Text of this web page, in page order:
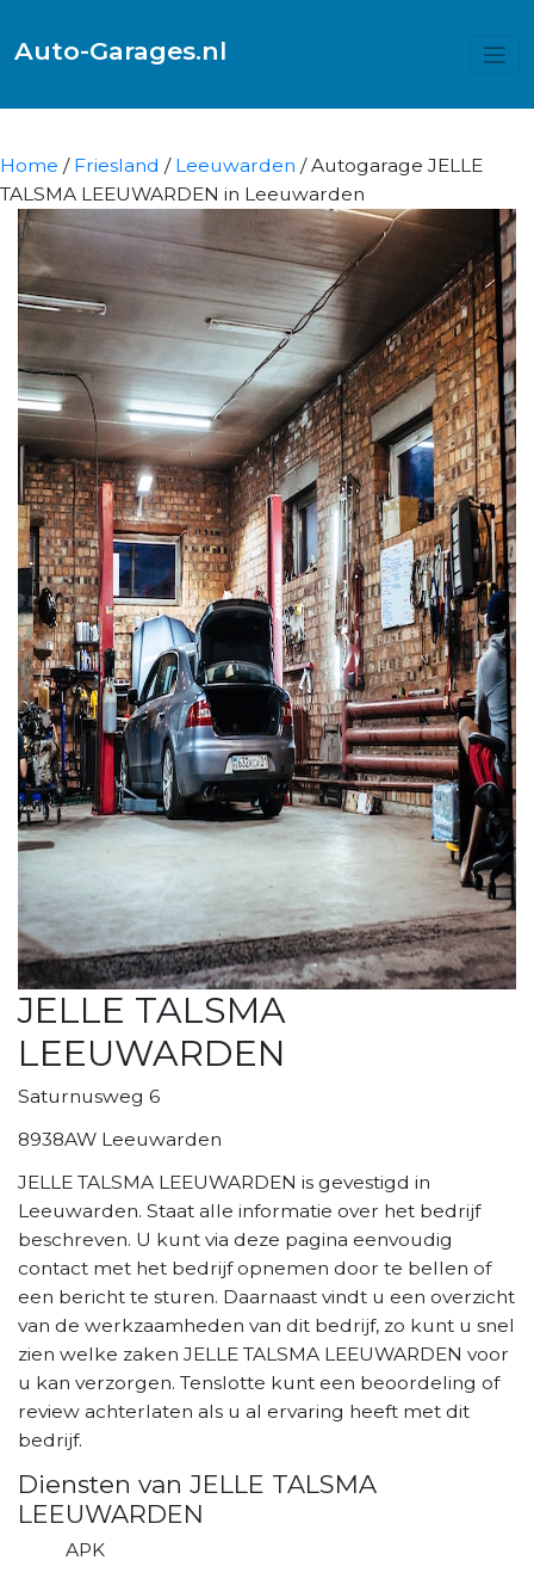
Auto-Garages.nl
Home / Friesland / Leeuwarden / Autogarage JELLE
TALSMA LEEUWARDEN in Leeuwarden
JELLE TALSMA
LEEUWARDEN
Saturnusweg 6
8938AW Leeuwarden
JELLE TALSMA LEEUWARDEN is gevestigd in
Leeuwarden. Staat alle informatie over het bedrijf
beschreven. U kunt via deze pagina eenvoudig
contact met het bedrijf opnemen door te bellen of
een bericht te sturen. Daarnaast vindt u een overzicht
van de werkzaamheden van dit bedrijf, zo kunt u snel
zien welke zaken JELLE TALSMA LEEUWARDEN voor
u kan verzorgen. Tenslotte kunt een beoordeling of
review achterlaten als u al ervaring heeft met dit
bedrijf.
Diensten van JELLE TALSMA
LEEUWARDEN
APK